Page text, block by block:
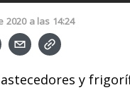
2020 a las 14:24
y